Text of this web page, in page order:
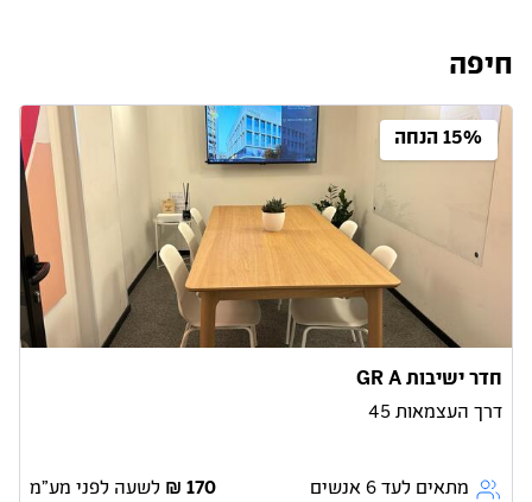
חיפה
15% הנחה
חדר ישיבות GR A
דרך העצמאות 45
מתאים לעד 6 אנשים לשעה לפני מע״מ